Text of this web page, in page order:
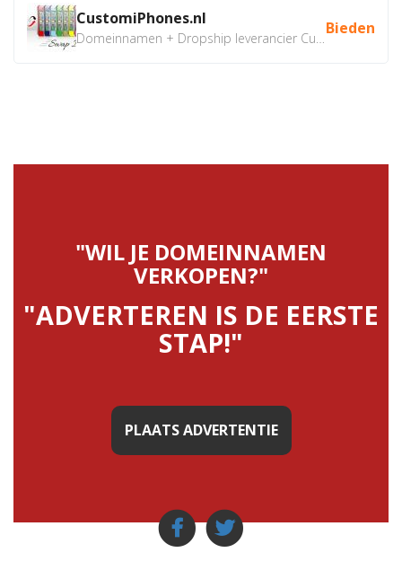
CustomiPhones.nl Bieden
"WIL JE DOMEINNAMEN
VERKOPEN?"
"ADVERTEREN IS DE EERSTE
STAP!"
PLAATS ADVERTENTIE